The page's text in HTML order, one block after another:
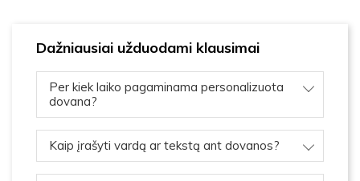
Dažniausiai užduodami klausimai
Per kiek laiko pagaminama personalizuota
dovana?
Kaip įrašyti vardą ar tekstą ant dovanos?